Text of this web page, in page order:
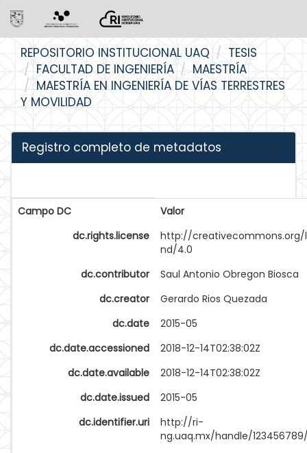
navigation
REPOSITORIO INSTITUCIONAL UAQ
TESIS
FACULTAD DE INGENIERÍA
MAESTRÍA
MAESTRÍA EN INGENIERÍA DE VÍAS TERRESTRES
Y MOVILIDAD
Registro completo de metadatos
Campo DC
Valor
dc.rights.license
http://
nd/4.0
dc.contributor
Saul Antonio Obregon Biosca
dc.creator
Gerardo Rios Quezada
dc.date
2015-05
dc.date.accessioned
2018-12-14T02:38:02Z
dc.date.available
2018-12-14T02:38:02Z
dc.date.issued
2015-05
dc.identifier.uri
http://ri-
ng.uaq.mx/handle/